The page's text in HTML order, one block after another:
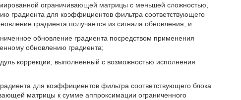
ограничивающей матрицы с меньшей сложностью,
градиента для коэффициентов фильтра соответствующего
градиента получается из сигнала обновления, и
обновление градиента посредством применения
обновлению градиента;
коррекции, выполненный с возможностью исполнения
для коэффициентов фильтра соответствующего блока
матрицы к сумме аппроксимации ограниченного